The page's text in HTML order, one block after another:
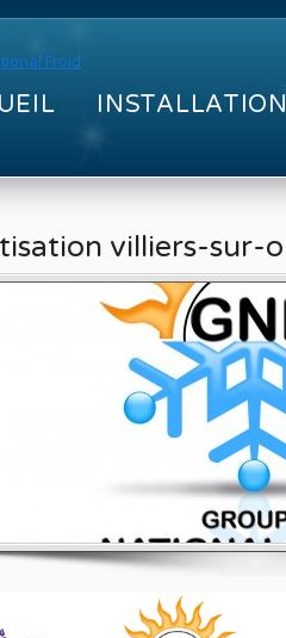
INSTALLATION
villiers-sur-